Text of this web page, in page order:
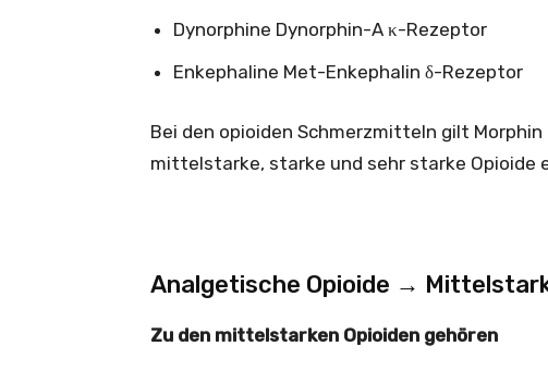
Dynorphine Dynorphin-A κ-Rezeptor
Enkephaline Met-Enkephalin δ-Rezeptor
Bei den opioiden Schmerzmitteln gilt
mittelstarke, starke und sehr starke Opioide
Analgetische Opioide →
Zu den mittelstarken Opioiden gehören